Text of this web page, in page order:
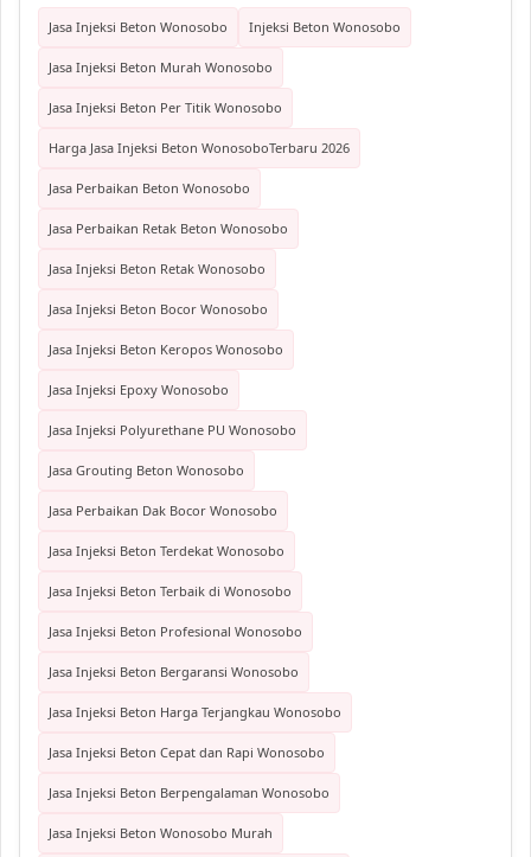
Jasa Injeksi Beton Wonosobo Injeksi Beton Wonosobo
Jasa Injeksi Beton Murah Wonosobo
Jasa Injeksi Beton Per Titik Wonosobo
Harga Jasa Injeksi Beton WonosoboTerbaru 2026
Jasa Perbaikan Beton Wonosobo
Jasa Perbaikan Retak Beton Wonosobo
Jasa Injeksi Beton Retak Wonosobo
Jasa Injeksi Beton Bocor Wonosobo
Jasa Injeksi Beton Keropos Wonosobo
Jasa Injeksi Epoxy Wonosobo
Jasa Injeksi Polyurethane PU Wonosobo
Jasa Grouting Beton Wonosobo
Jasa Perbaikan Dak Bocor Wonosobo
Jasa Injeksi Beton Terdekat Wonosobo
Jasa Injeksi Beton Terbaik di Wonosobo
Jasa Injeksi Beton Profesional Wonosobo
Jasa Injeksi Beton Bergaransi Wonosobo
Jasa Injeksi Beton Harga Terjangkau Wonosobo
Jasa Injeksi Beton Cepat dan Rapi Wonosobo
Jasa Injeksi Beton Berpengalaman Wonosobo
Jasa Injeksi Beton Wonosobo Murah